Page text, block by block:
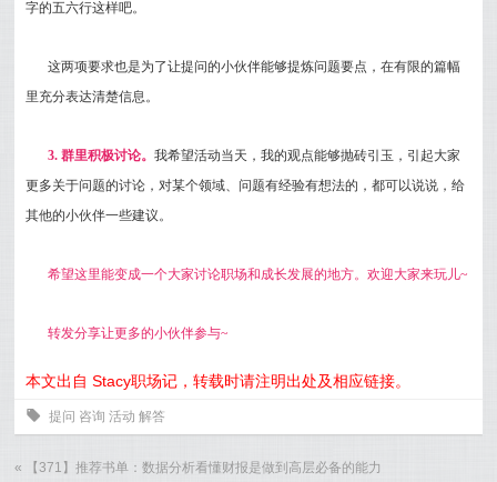
字的五六行这样吧。
这两项要求也是为了让提问的小伙伴能够提炼问题要点，在有限的篇幅
里充分表达清楚信息。
3. 群里积极讨论。我希望活动当天，我的观点能够抛砖引玉，引起大家
更多关于问题的讨论，对某个领域、问题有经验有想法的，都可以说说，给
其他的小伙伴一些建议。
希望这里能变成一个大家讨论职场和成长发展的地方。欢迎大家来玩儿~
转发分享让更多的小伙伴参与~
本文出自 Stacy职场记，转载时请注明出处及相应链接。
0 提问 咨询 活动 解答
« 【371】推荐书单：数据分析看懂财报是做到高层必备的能力